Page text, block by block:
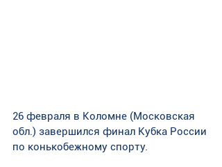
26 февраля в Коломне (Московская
обл.) завершился финал Кубка России
по конькобежному спорту.